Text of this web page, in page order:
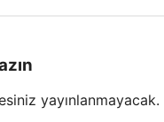
yayınlanmayacak.